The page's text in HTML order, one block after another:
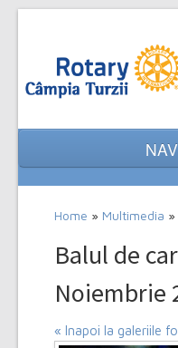
Home
Despre noi
Evenimente
Proiecte
Multimedia
Home » Multimedia »
Balul de
Noiembrie
« Inapoi la galeriile